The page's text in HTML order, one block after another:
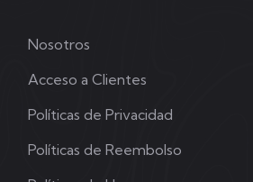
Nosotros
Acceso a Clientes
Políticas de Privacidad
Políticas de Reembolso